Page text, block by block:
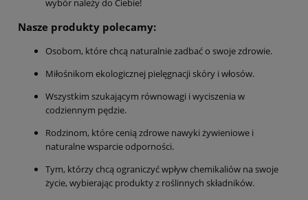
wybór należy do Ciebie!
Nasze produkty polecamy:
Osobom, które chcą naturalnie zadbać o swoje zdrowie.
Miłośnikom ekologicznej pielęgnacji skóry i włosów.
Wszystkim szukającym równowagi i wyciszenia w
codziennym pędzie.
Rodzinom, które cenią zdrowe nawyki żywieniowe i
naturalne wsparcie odporności.
Tym, którzy chcą ograniczyć wpływ chemikaliów na swoje
życie, wybierając produkty z roślinnych składników.